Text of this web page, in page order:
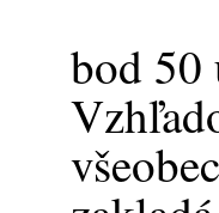
bod 50